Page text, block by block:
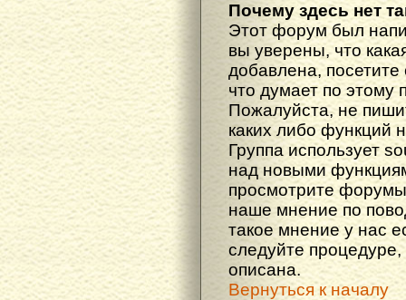
Почему здесь нет
Этот форум был
вы уверены, что
добавлена,
что думает по этому
Пожалуйста, не
каких либо функций
Группа использует
над новыми
просмотрите
наше мнение по
такое мнение у нас
следуйте процедуре,
описана.
Вернуться к началу